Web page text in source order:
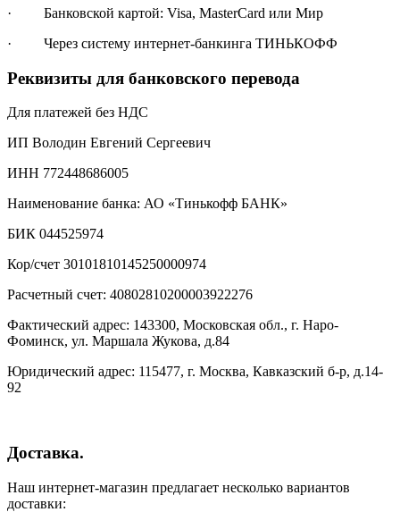
· Банковской картой: Visa, MasterCard или Мир
· Через систему интернет-банкинга ТИНЬКОФФ
Реквизиты для банковского перевода
Для платежей без НДС
ИП Володин Евгений Сергеевич
ИНН 772448686005
Наименование банка: АО «Тинькофф БАНК»
БИК 044525974
Кор/счет 30101810145250000974
Расчетный счет: 40802810200003922276
Фактический адрес: 143300, Московская обл., г. Наро-
Фоминск, ул. Маршала Жукова, д.84
Юридический адрес: 115477, г. Москва, Кавказский б-р, д.14-
92
Доставка.
Наш интернет-магазин предлагает несколько вариантов
доставки: